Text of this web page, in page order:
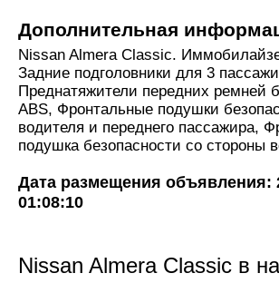
Дополнительная
Nissan Almera Classic.
Задние подголовники для 3
Преднатяжители передних ремней
ABS, Фронтальные подушки
водителя и переднего пассажира,
подушка безопасности со стороны
Дата размещения объявления:
01:08:10
Nissan Almera Classic в